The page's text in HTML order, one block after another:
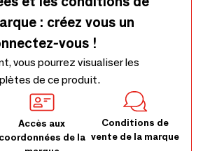
: créez vous un
vous !
vous pourrez visualiser les
de ce produit.
Accès aux
coordonnées de la
Conditions de
vente de la marque